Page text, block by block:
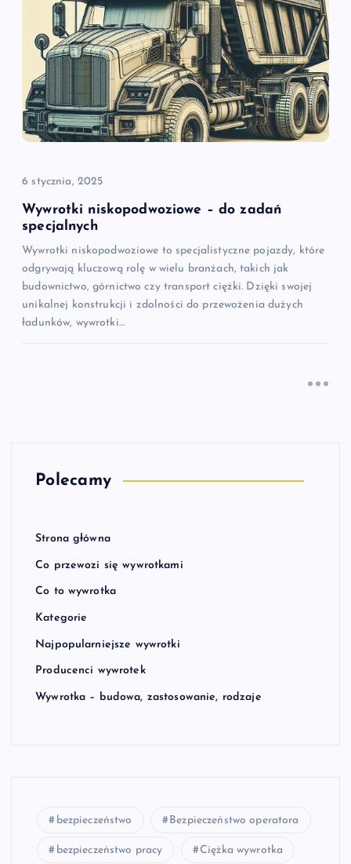
6 stycznia, 2025
Wywrotki niskopodwoziowe – do zadań
specjalnych
Wywrotki niskopodwoziowe to specjalistyczne pojazdy, które
odgrywają kluczową rolę w wielu branżach, takich jak
budownictwo, górnictwo czy transport ciężki. Dzięki swojej
unikalnej konstrukcji i zdolności do przewożenia dużych
ładunków, wywrotki…
Polecamy
Strona główna
Co przewozi się wywrotkami
Co to wywrotka
Kategorie
Najpopularniejsze wywrotki
Producenci wywrotek
Wywrotka – budowa, zastosowanie, rodzaje
bezpieczeństwo Bezpieczeństwo operatora
bezpieczeństwo pracy Ciężka wywrotka